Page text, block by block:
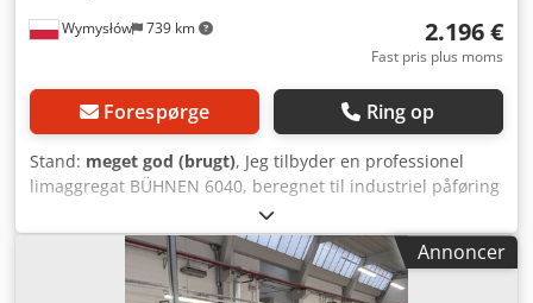
Wymysłów 739 km 2.196 €
Fast pris plus moms
Forespørge Ring op
Stand: meget god (brugt), Jeg tilbyder en professionel
limaggregat BÜHNEN 6040, beregnet til industriel påføring
af lim (f.eks. hot-melt). Enheden er brugt, i god teknisk
stand og bærer normale brugsspor. Udstyret er solid, tysk
produktion – ideel til produktionsfaciliteter, emballage,
snedkerier, polstring m.m. ⚙️ Tekniske specifikationer (fra
Annoncer